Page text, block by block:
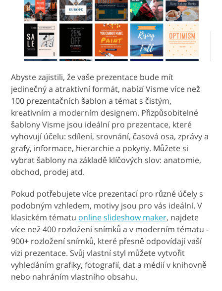
Abyste zajistili, že vaše prezentace bude mít
jedinečný a atraktivní formát, nabízí Visme více než
100 prezentačních šablon a témat s čistým,
kreativním a moderním designem. Přizpůsobitelné
šablony Visme jsou ideální pro prezentace, které
vyhovují účelu: sdílení, srovnání, časová osa, zprávy a
grafy, informace, hierarchie a pokyny. Můžete si
vybrat šablony na základě klíčových slov: anatomie,
obchod, prodej atd.
Pokud potřebujete více prezentací pro různé účely s
podobným vzhledem, motivy jsou pro vás ideální. V
klasickém tématu online slideshow maker, najdete
více než 400 rozložení snímků a v moderním tématu -
900+ rozložení snímků, které přesně odpovídají vaší
vizi prezentace. Svůj vlastní styl můžete vytvořit
vyhledáním grafiky, fotografií, dat a médií v knihovně
nebo nahráním vlastního obsahu.